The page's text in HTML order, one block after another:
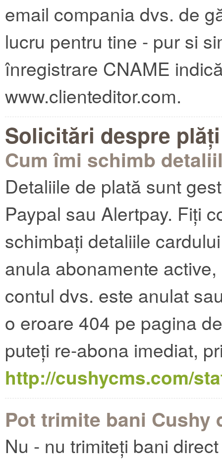
email compania dvs. de
lucru pentru tine - pur si
înregistrare CNAME
www.clienteditor.com.
Solicitări despre plăți
Cum îmi schimb
Detaliile de plată sunt
Paypal sau Alertpay. Fiți
schimbați detaliile
anula abonamente
contul dvs. este anulat
o eroare 404 pe pagina
puteți re-abona imediat,
http://cushycms.com/
Pot trimite bani Cushy
Nu - nu trimiteți bani